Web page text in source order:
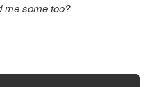
me some too?